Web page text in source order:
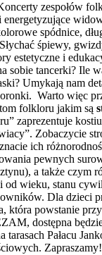
zespołów
spódnice,
śpiewy,
estetyczne i
sobie tancerki? Ile
Umykają nam
Warto więc
folkloru jakim są
zaprezentuje
Zobaczycie
ich
pewnych
a także czym
od wieku, stanu
Dla dzieci
która powstanie
dostępna
tarasach Pałacu
Zapraszamy!